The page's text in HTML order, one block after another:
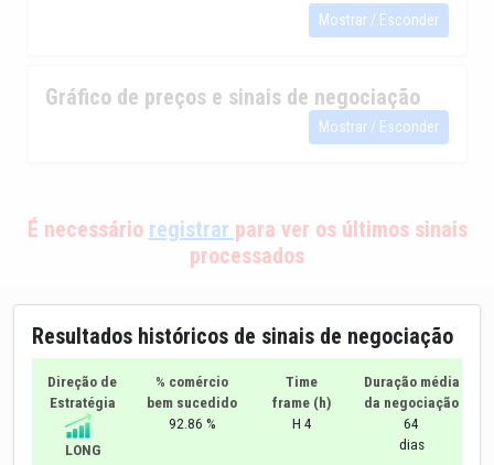
Mostrar / Esconder
Gráfico de preços e sinais de negociação
Mostrar / Esconder
É necessário registrar para ver os últimos sinais
processados
Resultados históricos de sinais de negociação
Direção de
Estratégia
LONG
% comércio
bem sucedido
92.86 %
Time
frame (h)
H 4
Duração média
da negociação
64
dias